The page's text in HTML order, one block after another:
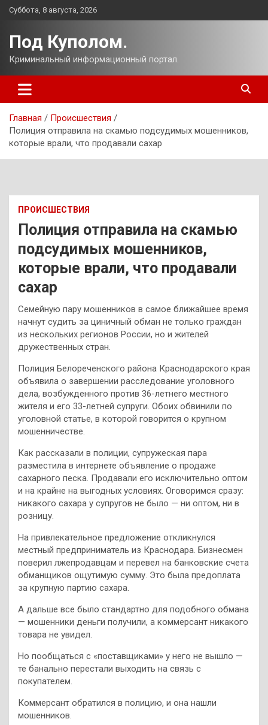
Перейти
Суббота, 8 августа, 2026
Под Куполом.
Криминальный информационный портал.
Главная
Происшествия
Полиция отправила на скамью подсудимых мошенников,
которые врали, что продавали сахар
ПРОИСШЕСТВИЯ
Полиция отправила на скамью
подсудимых мошенников,
которые врали, что продавали
сахар
Семейную пару мошенников в самое ближайшее время
начнут судить за циничный обман не только граждан
из нескольких регионов России, но и жителей
дружественных стран.
Полиция Белореченского района Краснодарского края
объявила о завершении расследование уголовного
дела, возбужденного против 36-летнего местного
жителя и его 33-летней супруги. Обоих обвинили по
уголовной статье, в которой говорится о крупном
мошенничестве.
Как рассказали в полиции, супружеская пара
разместила в интернете объявление о продаже
сахарного песка. Продавали его исключительно оптом
и на крайне на выгодных условиях. Оговоримся сразу:
никакого сахара у супругов не было — ни оптом, ни в
розницу.
На привлекательное предложение откликнулся
местный предприниматель из Краснодара. Бизнесмен
поверил лжепродавцам и перевел на банковские счета
обманщиков ощутимую сумму. Это была предоплата
за крупную партию сахара.
А дальше все было стандартно для подобного обмана
— мошенники деньги получили, а коммерсант никакого
товара не увидел.
Но пообщаться с «поставщиками» у него не вышло —
те банально перестали выходить на связь с
покупателем.
Коммерсант обратился в полицию, и она нашли
мошенников.